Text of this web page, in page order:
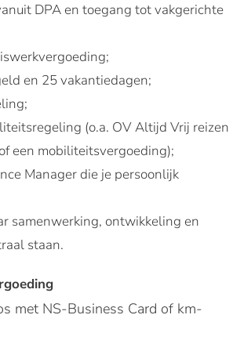
DPA en toegang tot vakgerichte
en 25 vakantiedagen;
(o.a. OV Altijd Vrij reizen
een mobiliteitsvergoeding);
Manager die je persoonlijk
samenwerking, ontwikkeling en
staan.
met NS-Business Card of km-